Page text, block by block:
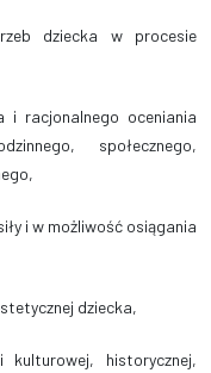
dziecka w procesie
i racjonalnego oceniania
społecznego,
i w możliwość osiągania
dziecka,
kulturowej, historycznej,